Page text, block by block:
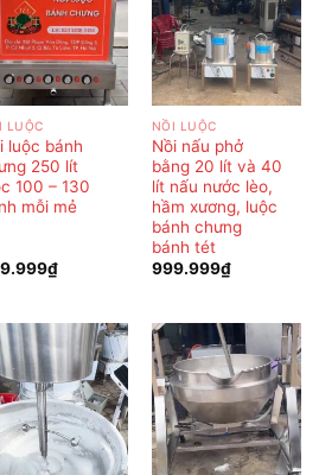
LUỘC
luộc bánh
250 lít
100 – 130
mỗi mẻ
₫
NỒI LUỘC
Nồi nấu phở
bằng 20 lít và 40
lít nấu nước lèo,
hầm xương, luộc
bánh chưng
bánh tét
999.999₫